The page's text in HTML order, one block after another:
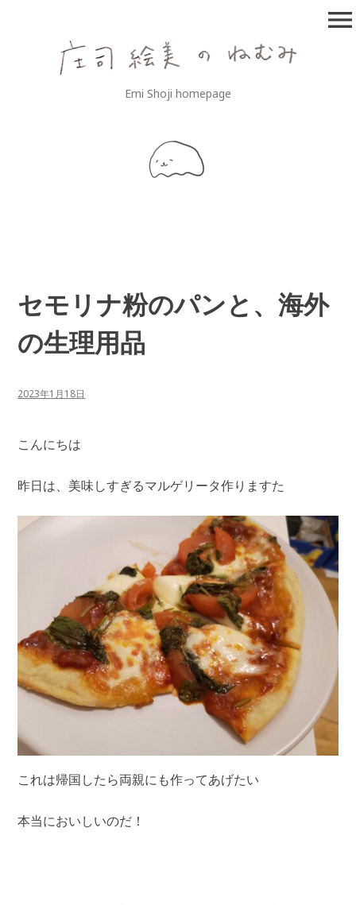
庄司絵美のねむみ
Emi Shoji homepage
menu
セモリナ粉のパンと、海外
の生理用品
2023年1月18日
こんにちは
昨日は、美味しすぎるマルゲリータ作りますた
これは帰国したら両親にも作ってあげたい
本当においしいのだ！